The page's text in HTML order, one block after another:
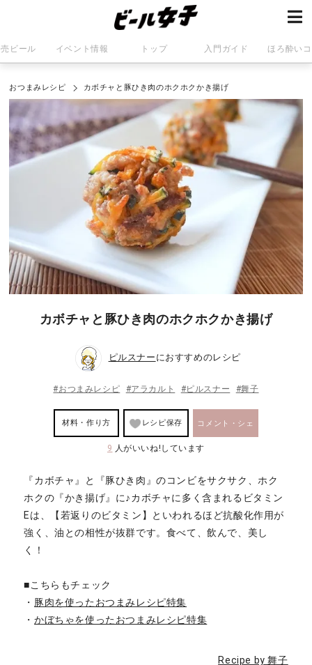
ビール イベント情報 トップ 入門ガイド ほろ酔い
おつまみレシピ カボチャと豚ひき肉のホクホクかき揚げ
カボチャと豚ひき肉のホクホクかき揚げ
ピルスナー におすすめのレシピ
#おつまみレシピ #アラカルト #ピルスナー #舞子
材料・作り方 レシピ保存 コメント・シェ
9 人がいいね!しています
『カボチャ』と『豚ひき肉』のコンビをサクサク、ホク
ホクの『かき揚げ』に♪カボチャに多く含まれるビタミン
Eは、【若返りのビタミン】といわれるほど抗酸化作用が
強く、油との相性が抜群です。食べて、飲んで、美し
く！
■こちらもチェック
・ 豚肉を使ったおつまみレシピ特集
・かぼちゃを使ったおつまみレシピ特集
Recipe by 舞子